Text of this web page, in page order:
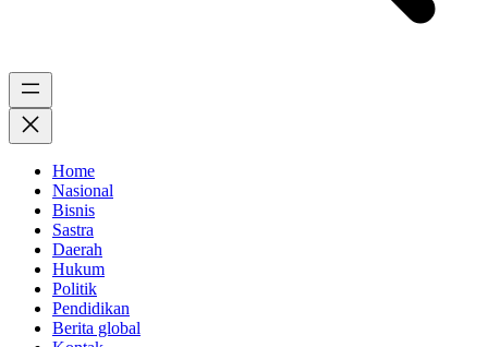
Home
Nasional
Bisnis
Sastra
Daerah
Hukum
Politik
Pendidikan
Berita global